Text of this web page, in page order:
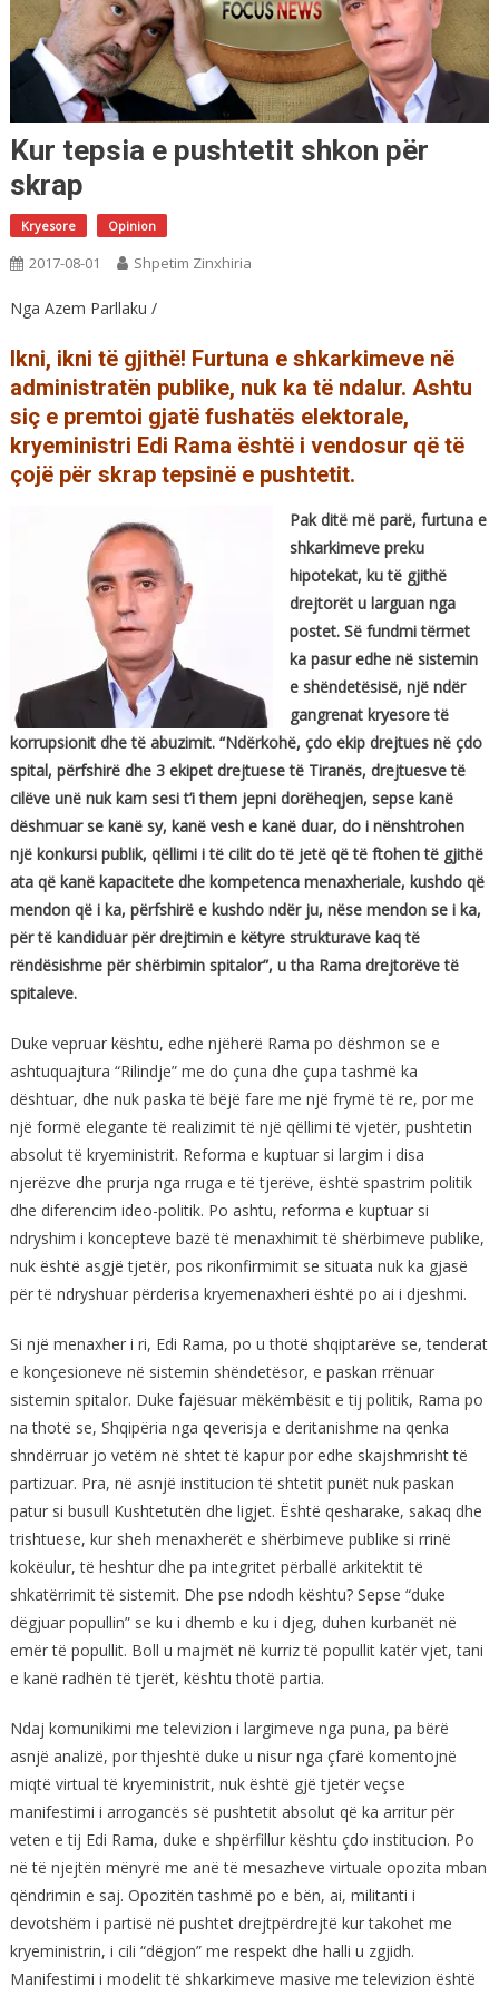
Kur tepsia e pushtetit shkon për
skrap
Kryesore Opinion
2017-08-01 Shpetim Zinxhiria
Nga Azem Parllaku /
Ikni, ikni të gjithë! Furtuna e shkarkimeve në
administratën publike, nuk ka të ndalur. Ashtu
siç e premtoi gjatë fushatës elektorale,
kryeministri Edi Rama është i vendosur që të
çojë për skrap tepsinë e pushtetit.
Pak ditë më parë, furtuna e
shkarkimeve preku
hipotekat, ku të gjithë
drejtorët u larguan nga
postet. Së fundmi tërmet
ka pasur edhe në sistemin
e shëndetësisë, një ndër
gangrenat kryesore të
korrupsionit dhe të abuzimit. “Ndërkohë, çdo ekip drejtues në çdo
spital, përfshirë dhe 3 ekipet drejtuese të Tiranës, drejtuesve të
cilëve unë nuk kam sesi t’i them jepni dorëheqjen, sepse kanë
dëshmuar se kanë sy, kanë vesh e kanë duar, do i nënshtrohen
një konkursi publik, qëllimi i të cilit do të jetë që të ftohen të gjithë
ata që kanë kapacitete dhe kompetenca menaxheriale, kushdo që
mendon që i ka, përfshirë e kushdo ndër ju, nëse mendon se i ka,
për të kandiduar për drejtimin e këtyre strukturave kaq të
rëndësishme për shërbimin spitalor”, u tha Rama drejtorëve të
spitaleve.
Duke vepruar kështu, edhe njëherë Rama po dëshmon se e
ashtuquajtura “Rilindje” me do çuna dhe çupa tashmë ka
dështuar, dhe nuk paska të bëjë fare me një frymë të re, por me
një formë elegante të realizimit të një qëllimi të vjetër, pushtetin
absolut të kryeministrit. Reforma e kuptuar si largim i disa
njerëzve dhe prurja nga rruga e të tjerëve, është spastrim politik
dhe diferencim ideo-politik. Po ashtu, reforma e kuptuar si
ndryshim i koncepteve bazë të menaxhimit të shërbimeve publike,
nuk është asgjë tjetër, pos rikonfirmimit se situata nuk ka gjasë
për të ndryshuar përderisa kryemenaxheri është po ai i djeshmi.
Si një menaxher i ri, Edi Rama, po u thotë shqiptarëve se, tenderat
e konçesioneve në sistemin shëndetësor, e paskan rrënuar
sistemin spitalor. Duke fajësuar mëkëmbësit e tij politik, Rama po
na thotë se, Shqipëria nga qeverisja e deritanishme na qenka
shndërruar jo vetëm në shtet të kapur por edhe skajshmrisht të
partizuar. Pra, në asnjë institucion të shtetit punët nuk paskan
patur si busull Kushtetutën dhe ligjet. Është qesharake, sakaq dhe
trishtuese, kur sheh menaxherët e shërbimeve publike si rrinë
kokëulur, të heshtur dhe pa integritet përballë arkitektit të
shkatërrimit të sistemit. Dhe pse ndodh kështu? Sepse “duke
dëgjuar popullin” se ku i dhemb e ku i djeg, duhen kurbanët në
emër të popullit. Boll u majmët në kurriz të popullit katër vjet, tani
e kanë radhën të tjerët, kështu thotë partia.
Ndaj komunikimi me televizion i largimeve nga puna, pa bërë
asnjë analizë, por thjeshtë duke u nisur nga çfarë komentojnë
miqtë virtual të kryeministrit, nuk është gjë tjetër veçse
manifestimi i arrogancës së pushtetit absolut që ka arritur për
veten e tij Edi Rama, duke e shpërfillur kështu çdo institucion. Po
në të njejtën mënyrë me anë të mesazheve virtuale opozita mban
qëndrimin e saj. Opozitën tashmë po e bën, ai, militanti i
devotshëm i partisë në pushtet drejtpërdrejtë kur takohet me
kryeministrin, i cili “dëgjon” me respekt dhe halli u zgjidh.
Manifestimi i modelit të shkarkimeve masive me televizion është